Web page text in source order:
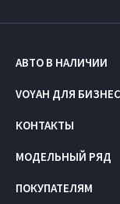
АВТО В НАЛИЧИИ
VOYAH ДЛЯ
КОНТАКТЫ
МОДЕЛЬНЫЙ РЯД
ПОКУПАТЕЛЯМ